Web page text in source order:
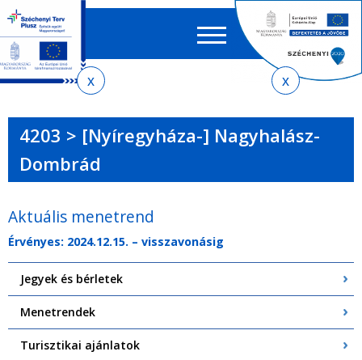
menetrendkeresőhöz
almenühöz
tartalomra
oldaltérképre
EN HU
űrlap
4203 > [Nyíregyháza-] Nagyhalász-
Dombrád
Aktuális menetrend
Érvényes: 2024.12.15. – visszavonásig
Jegyek és bérletek
Menetrendek
Turisztikai ajánlatok